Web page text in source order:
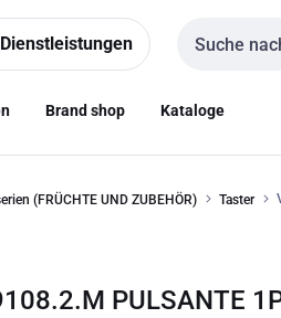
Sucheingabe
Brand shop Kataloge
(FRÜCHTE UND ZUBEHÖR) Taster
PULSANTE